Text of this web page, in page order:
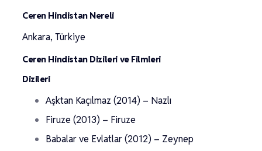
Ceren Hindistan Nereli
Ankara, Türkiye
Ceren Hindistan Dizileri ve Filmleri
Dizileri
Aşktan Kaçılmaz (2014) – Nazlı
Firuze (2013) – Firuze
Babalar ve Evlatlar (2012) – Zeynep